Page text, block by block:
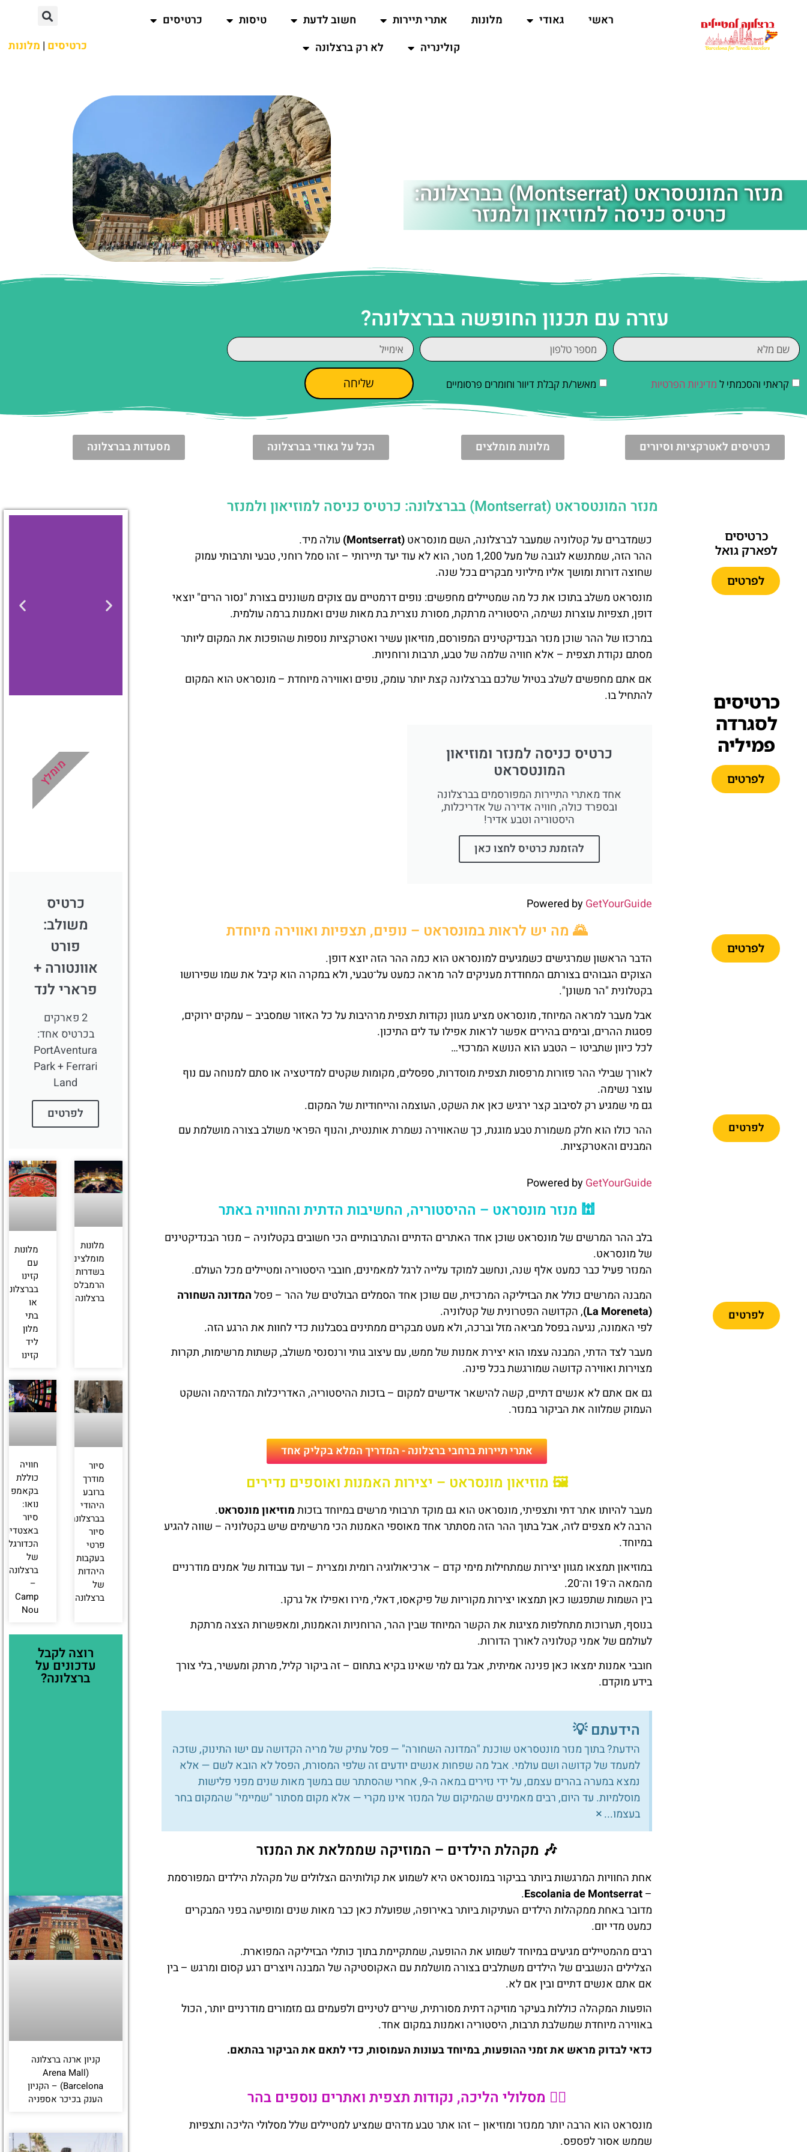
ראשי גאודי מלונות אתרי תיירות חשוב לדעת טיסות
כרטיסים
קולינריה
לא רק ברצלונה כרטיסים | מלונות
מנזר המונטסראט (Montserrat) בברצלונה:
כרטיס כניסה למוזיאון ולמנזר
עזרה עם תכנון החופשה בברצלונה?
קראתי והסכמתי ל מדיניות הפרטיות מאשר/ת קבלת דיוור וחומרים פרסומיים שליחה
כרטיסים לאטרקציות וסיורים מלונות מומלצים הכל על גאודי בברצלונה מסעדות בברצלונה
כרטיסים
לפארק גואל
לפרטים
כרטיסים
לסגרדה
פמיליה
לפרטים
לפרטים
לפרטים
לפרטים
מנזר המונטסראט (Montserrat) בברצלונה: כרטיס כניסה למוזיאון ולמנזר
כשמדברים על קטלוניה שמעבר לברצלונה, השם מונסראט(Montserrat)
עולה מיד.
ההר הזה, שמתנשא לגובה של מעל 1,200 מטר, הוא לא עוד יעד תיירותי – זהו סמל רוחני, טבעי ותרבותי עמוק
שחוצה דורות ומושך אליו מיליוני מבקרים בכל שנה.
מונסראט משלב בתוכו את כל מה שמטיילים מחפשים: נופים דרמטיים עם צוקים משוננים בצורת "נסור הרים" יוצאי
דופן, תצפיות עוצרות נשימה, היסטוריה מרתקת, מסורת נוצרית בת מאות שנים ואמנות ברמה עולמית.
במרכזו של ההר שוכן מנזר הבנדיקטינים המפורסם, מוזיאון עשיר ואטרקציות נוספות שהופכות את המקום ליותר
מסתם נקודת תצפית – אלא חוויה שלמה של טבע, תרבות ורוחניות.
אם אתם מחפשים לשלב בטיול שלכם בברצלונה קצת יותר עומק, נופים ואווירה מיוחדת – מונסראט הוא המקום
להתחיל בו.
כרטיס כניסה למנזר ומוזיאון
המונטסראט
אחד מאתרי התיירות המפורסמים בברצלונה
ובספרד כולה, חוויה אדירה של אדריכלות,
היסטוריה וטבע אדיר!
להזמנת כרטיס לחצו כאן
Powered byGetYourGuide
🌄 מה יש לראות במונסראט – נופים, תצפיות ואווירה מיוחדת
הדבר הראשון שמרגישים כשמגיעים למונסראט הוא כמה ההר הזה יוצא דופן.
הצוקים הגבוהים בצורתם המחודדת מעניקים להר מראה כמעט על־טבעי, ולא במקרה הוא קיבל את שמו שפירושו
בקטלונית "הר משונן".
אבל מעבר למראה המיוחד, מונסראט מציע מגוון נקודות תצפית מרהיבות על כל האזור שמסביב – עמקים ירוקים,
פסגות ההרים, ובימים בהירים אפשר לראות אפילו עד לים התיכון.
לכל כיוון שתביטו – הטבע הוא הנושא המרכזי…
לאורך שבילי ההר פזורות מרפסות תצפית מוסדרות, ספסלים, מקומות שקטים למדיטציה או סתם למנוחה עם נוף
עוצר נשימה.
גם מי שמגיע רק לסיבוב קצר ירגיש כאן את השקט, העוצמה והייחודיות של המקום.
ההר כולו הוא חלק משמורת טבע מוגנת, כך שהאווירה נשמרת אותנטית, והנוף הפראי משולב בצורה מושלמת עם
המבנים והאטרקציות.
Powered byGetYourGuide
🕍 מנזר מונסראט – ההיסטוריה, החשיבות הדתית והחוויה באתר
בלב ההר המרשים של מונסראט שוכן אחד האתרים הדתיים והתרבותיים הכי חשובים בקטלוניה – מנזר הבנדיקטינים
של מונסראט.
המנזר פעיל כבר כמעט אלף שנה, ונחשב למוקד עלייה לרגל למאמינים, חובבי היסטוריה ומטיילים מכל העולם.
המבנה המרשים כולל את הבזיליקה המרכזית, שם שוכן אחד הסמלים הבולטים של ההר – פסלהמדונה השחורה
(La Moreneta)
, הקדושה הפטרונית של קטלוניה.
לפי האמונה, נגיעה בפסל מביאה מזל וברכה, ולא מעט מבקרים ממתינים בסבלנות כדי לחוות את הרגע הזה.
מעבר לצד הדתי, המבנה עצמו הוא יצירת אמנות של ממש, עם עיצוב גותי ורנסנסי משולב, קשתות מרשימות, תקרות
מצוירות ואווירה קדושה שמורגשת בכל פינה.
גם אם אתם לא אנשים דתיים, קשה להישאר אדישים למקום – בזכות ההיסטוריה, האדריכלות המדהימה והשקט
העמוק שמלווה את הביקור במנזר.
אתרי תיירות ברחבי ברצלונה - המדריך המלא בקליק אחד
🖼️ מוזיאון מונסראט – יצירות האמנות ואוספים נדירים
מעבר להיותו אתר דתי ותצפיתי, מונסראט הוא גם מוקד תרבותי מרשים במיוחד בזכותמוזיאון מונסראט.
הרבה לא מצפים לזה, אבל בתוך ההר הזה מסתתר אחד מאוספי האמנות הכי מרשימים שיש בקטלוניה – שווה להגיע
במיוחד.
במוזיאון תמצאו מגוון יצירות שמתחילות מימי קדם – ארכיאולוגיה רומית ומצרית – ועד עבודות של אמנים מודרניים
מהמאה ה־19 וה־20.
בין השמות שתפגשו כאן תמצאו יצירות מקוריות של פיקאסו, דאלי, מירו ואפילו אל גרקו.
בנוסף, תערוכות מתחלפות מציגות את הקשר המיוחד שבין ההר, הרוחניות והאמנות, ומאפשרות הצצה מרתקת
לעולמם של אמני קטלוניה לאורך הדורות.
חובבי אמנות ימצאו כאן פנינה אמיתית, אבל גם למי שאינו בקיא בתחום – זה ביקור קליל, מרתק ומעשיר, בלי צורך
בידע מוקדם.
הידעתם 💡
הידעת? בתוך מנזר מונטסראט שוכנת "המדונה השחורה" — פסל עתיק של מריה הקדושה עם ישו התינוק, שזכה
למעמד של קדושה ושם עולמי. אבל מה שפחות אנשים יודעים זה שלפי המסורת, הפסל לא הובא לשם — אלא
נמצא במערה בהרים עצמם, על ידי נזירים במאה ה-9, אחרי שהסתתר שם במשך מאות שנים מפני פלישות
מוסלמיות. עד היום, רבים מאמינים שהמיקום של המנזר אינו מקרי — אלא מקום מסתור "שמיימי" שהמקום בחר
בעצמו...×
🎶 מקהלת הילדים – המוזיקה שממלאת את המנזר
אחת החוויות המרגשות ביותר בביקור במונסראט היא לשמוע את קולותיהם הצלולים של מקהלת הילדים המפורסמת
–
Escolania de Montserrat
.
מדובר באחת ממקהלות הילדים העתיקות ביותר באירופה, שפועלת כאן כבר מאות שנים ומופיעה בפני המבקרים
כמעט מדי יום.
רבים מהמטיילים מגיעים במיוחד לשמוע את ההופעה, שמתקיימת בתוך כותלי הבזיליקה המפוארת.
הצלילים הנשגבים של הילדים משתלבים בצורה מושלמת עם האקוסטיקה של המבנה ויוצרים רגע קסום ומרגש – בין
אם אתם אנשים דתיים ובין אם לא.
הופעות המקהלה כוללות בעיקר מוזיקה דתית מסורתית, שירים לטיניים ולפעמים גם מזמורים מודרניים יותר, הכול
באווירה מיוחדת שמשלבת תרבות, היסטוריה ואמנות במקום אחד.
כדאי לבדוק מראש את זמני ההופעות, במיוחד בעונות העמוסות, כדי לתאם את הביקור בהתאם.
🚶‍♂️ מסלולי הליכה, נקודות תצפית ואתרים נוספים בהר
מונסראט הוא הרבה יותר ממנזר ומוזיאון – זהו אתר טבע מדהים שמציע למטיילים שלל מסלולי הליכה ותצפיות
שממש אסור לפספס.
מציאת
מלון
מומלץ?
כרטיס
משולב:
פורט
אוונטורה +
פרארי לנד
2 פארקים
בכרטיס אחד:
PortAventura
Park + Ferrari
Land
לפרטים
מומלץ
מלונות
מומלצים
בשדרות
הרמבלס
ברצלונה
מלונות
עם
קזינו
בברצלונה
או
בתי
מלון
ליד
קזינו
סיור
מודרך
ברובע
היהודי
בברצלונה:
סיור
פרטי
בעקבות
היהדות
של
ברצלונה
חוויה
כוללת
בקאמפ
נואו:
סיור
באצטדיון
הכדורגל
של
ברצלונה
–
Camp
Nou
רוצה לקבל
עדכונים על
ברצלונה?
קניון ארנה ברצלונה
(Arena Mall
Barcelona) – הקניון
הענק בכיכר אספניה